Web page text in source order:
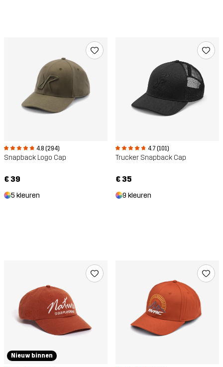
4.8 (294)
Snapback Logo Cap
€ 39
5 kleuren
4.7 (101)
Trucker Snapback Cap
€ 35
9 kleuren
Nieuw binnen